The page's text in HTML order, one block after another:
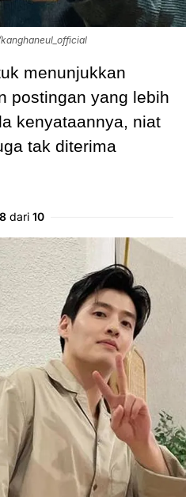
menunjukkan
postingan yang lebih
kenyataannya, niat
tak diterima
8dari 10